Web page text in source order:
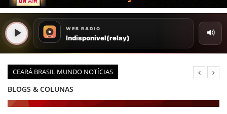
CEARÁ BRASIL MUNDO NOTÍCIAS
BLOGS & COLUNAS
NOTÍCIAS GERAIS
CONECTE-SE
REGISTO